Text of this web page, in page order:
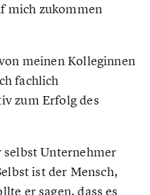
mich zukommen
meinen Kolleginnen
fachlich
zum Erfolg des
selbst Unternehmer
ist der Mensch,
er sagen, dass es